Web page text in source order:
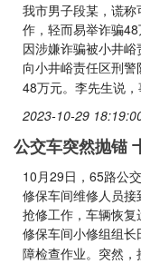
我市男子段某，谎
作，轻而易举诈骗
因涉嫌诈骗被小井
向小井峪责任区刑
48万元。李先生说
2023-10-29
公交车突然抛锚
10月29日，65路公
修保车间维修人员
抢修工作，车辆恢复
修保车间小修组组
障检查作业。突然